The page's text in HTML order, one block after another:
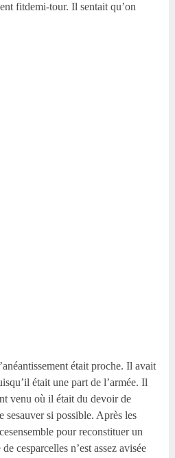
fitdemi-tour. Il sentait qu’on
était proche. Il avait
était une part de l’armée. Il
venu où il était du devoir de
sesauver si possible. Après les
pour reconstituer un
cesparcelles n’est assez avisée